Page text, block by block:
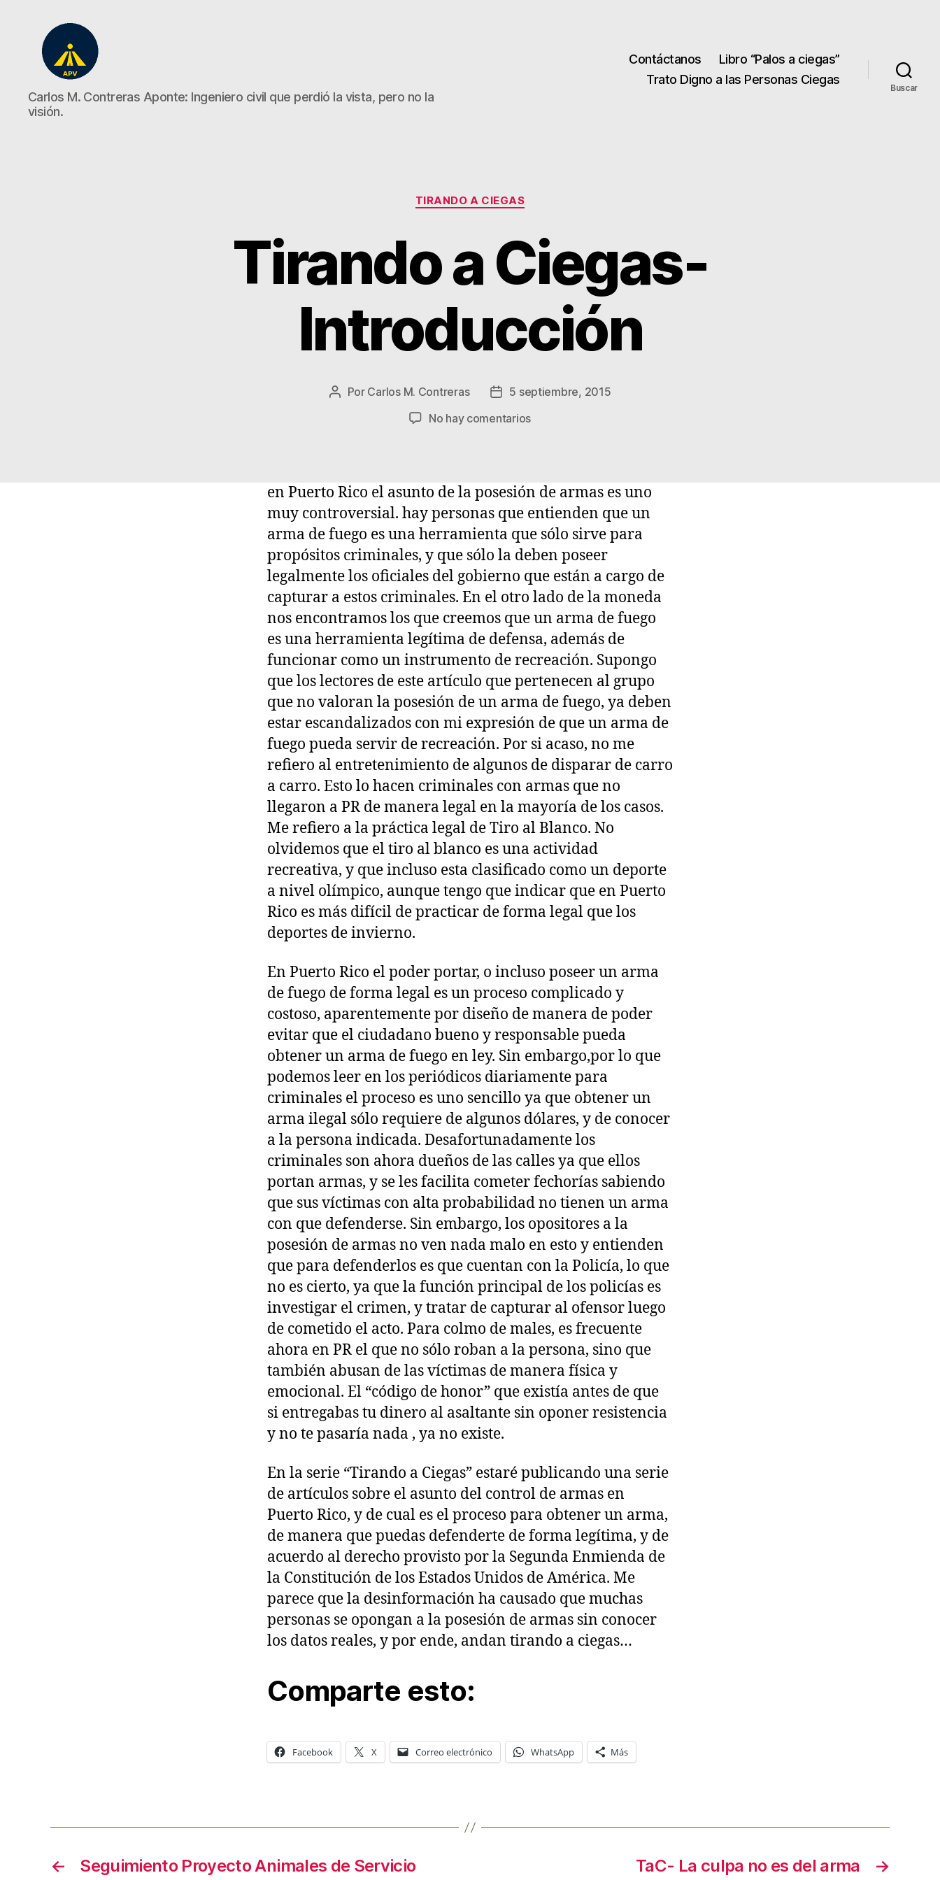
A
Plena
Vista
Carlos M. Contreras Aponte: Ingeniero civil que perdió la vista, pero no la
visión.
Contáctanos
Libro “Palos a ciegas”
Trato Digno a las Personas Ciegas
Buscar
Categorías
TIRANDO A CIEGAS
Tirando a Ciegas-
Introducción
Autor
Por Carlos M. Contreras
Fecha
la
5 septiembre, 2015
No hay comentariosen
Introducción
en Puerto Rico el asunto de la posesión de armas es uno
muy controversial. hay personas que entienden que un
arma de fuego es una herramienta que sólo sirve para
propósitos criminales, y que sólo la deben poseer
legalmente los oficiales del gobierno que están a cargo de
capturar a estos criminales. En el otro lado de la moneda
nos encontramos los que creemos que un arma de fuego
es una herramienta legítima de defensa, además de
funcionar como un instrumento de recreación. Supongo
que los lectores de este artículo que pertenecen al grupo
que no valoran la posesión de un arma de fuego, ya deben
estar escandalizados con mi expresión de que un arma de
fuego pueda servir de recreación. Por si acaso, no me
refiero al entretenimiento de algunos de disparar de carro
a carro. Esto lo hacen criminales con armas que no
llegaron a PR de manera legal en la mayoría de los casos.
Me refiero a la práctica legal de Tiro al Blanco. No
olvidemos que el tiro al blanco es una actividad
recreativa, y que incluso esta clasificado como un deporte
a nivel olímpico, aunque tengo que indicar que en Puerto
Rico es más difícil de practicar de forma legal que los
deportes de invierno.
En Puerto Rico el poder portar, o incluso poseer un arma
de fuego de forma legal es un proceso complicado y
costoso, aparentemente por diseño de manera de poder
evitar que el ciudadano bueno y responsable pueda
obtener un arma de fuego en ley. Sin embargo,por lo que
podemos leer en los periódicos diariamente para
criminales el proceso es uno sencillo ya que obtener un
arma ilegal sólo requiere de algunos dólares, y de conocer
a la persona indicada. Desafortunadamente los
criminales son ahora dueños de las calles ya que ellos
portan armas, y se les facilita cometer fechorías sabiendo
que sus víctimas con alta probabilidad no tienen un arma
con que defenderse. Sin embargo, los opositores a la
posesión de armas no ven nada malo en esto y entienden
que para defenderlos es que cuentan con la Policía, lo que
no es cierto, ya que la función principal de los policías es
investigar el crimen, y tratar de capturar al ofensor luego
de cometido el acto. Para colmo de males, es frecuente
ahora en PR el que no sólo roban a la persona, sino que
también abusan de las víctimas de manera física y
emocional. El “código de honor” que existía antes de que
si entregabas tu dinero al asaltante sin oponer resistencia
y no te pasaría nada , ya no existe.
En la serie “Tirando a Ciegas” estaré publicando una serie
de artículos sobre el asunto del control de armas en
Puerto Rico, y de cual es el proceso para obtener un arma,
de manera que puedas defenderte de forma legítima, y de
acuerdo al derecho provisto por la Segunda Enmienda de
la Constitución de los Estados Unidos de América. Me
parece que la desinformación ha causado que muchas
personas se opongan a la posesión de armas sin conocer
los datos reales, y por ende, andan tirando a ciegas…
Comparte esto:
Facebook X Correo electrónico WhatsApp Más
← Seguimiento Proyecto Animales de Servicio →
TaC- La culpa no es del arma